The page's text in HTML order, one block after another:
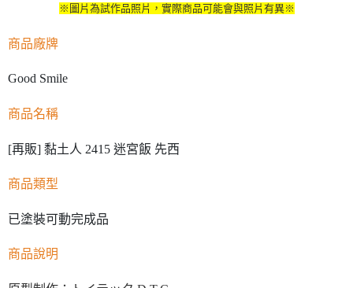
※圖片為試作品照片，實際商品可能會與照片有異※
商品廠牌
Good Smile
商品名稱
[再販] 黏土人 2415 迷宮飯 先西
商品類型
已塗裝可動完成品
商品說明